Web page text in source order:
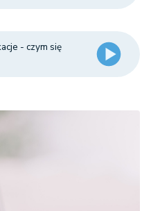
- czym się